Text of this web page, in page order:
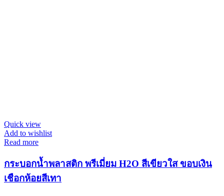
Quick view
Add to wishlist
Read more
กระบอกน้ำพลาสติก พรีเมี่ยม H2O สีเขียวใส ขอบเงิน
เชือกห้อยสีเทา